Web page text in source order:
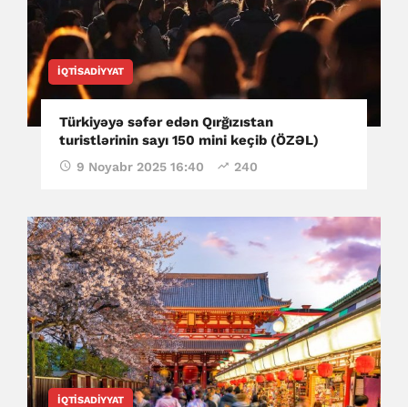
İQTISADIYYAT
Türkiyəyə səfər edən Qırğızıstan
turistlərinin sayı 150 mini keçib (ÖZƏL)
9 Noyabr 2025 16:40 240
İQTISADIYYAT